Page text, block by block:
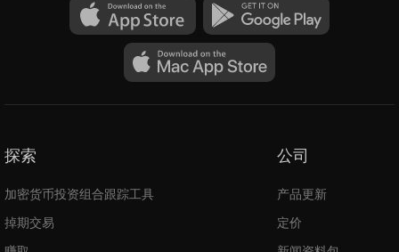
探索
加密货币投资组合跟踪工具
掉期交易
公司
产品更新
定价